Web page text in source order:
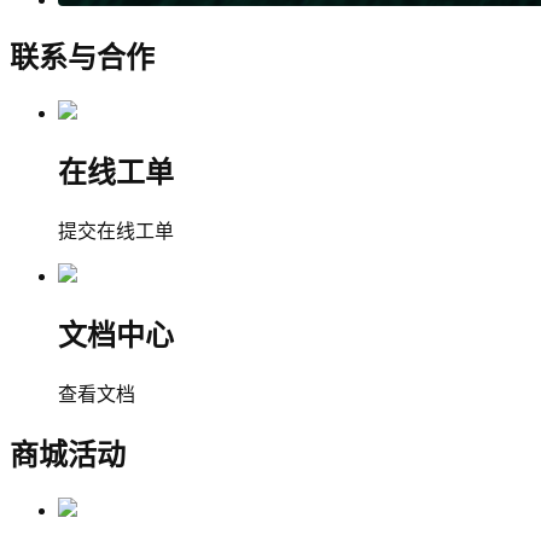
联系与合作
在线工单
提交在线工单
文档中心
查看文档
商城活动